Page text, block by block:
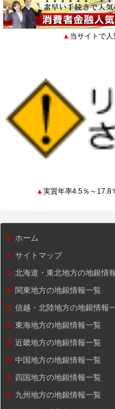
▲ 当サイトで
▲実質年率4.5％～17.8
ホーム
サイトマップ
北海道・東北地方の地銀情
関東地方の地銀情報一覧
信越・北陸地方の地銀情報
東海地方の地銀情報一覧
近畿地方の地銀情報一覧
中国地方の地銀情報一覧
四国地方の地銀情報一覧
九州地方の地銀情報一覧